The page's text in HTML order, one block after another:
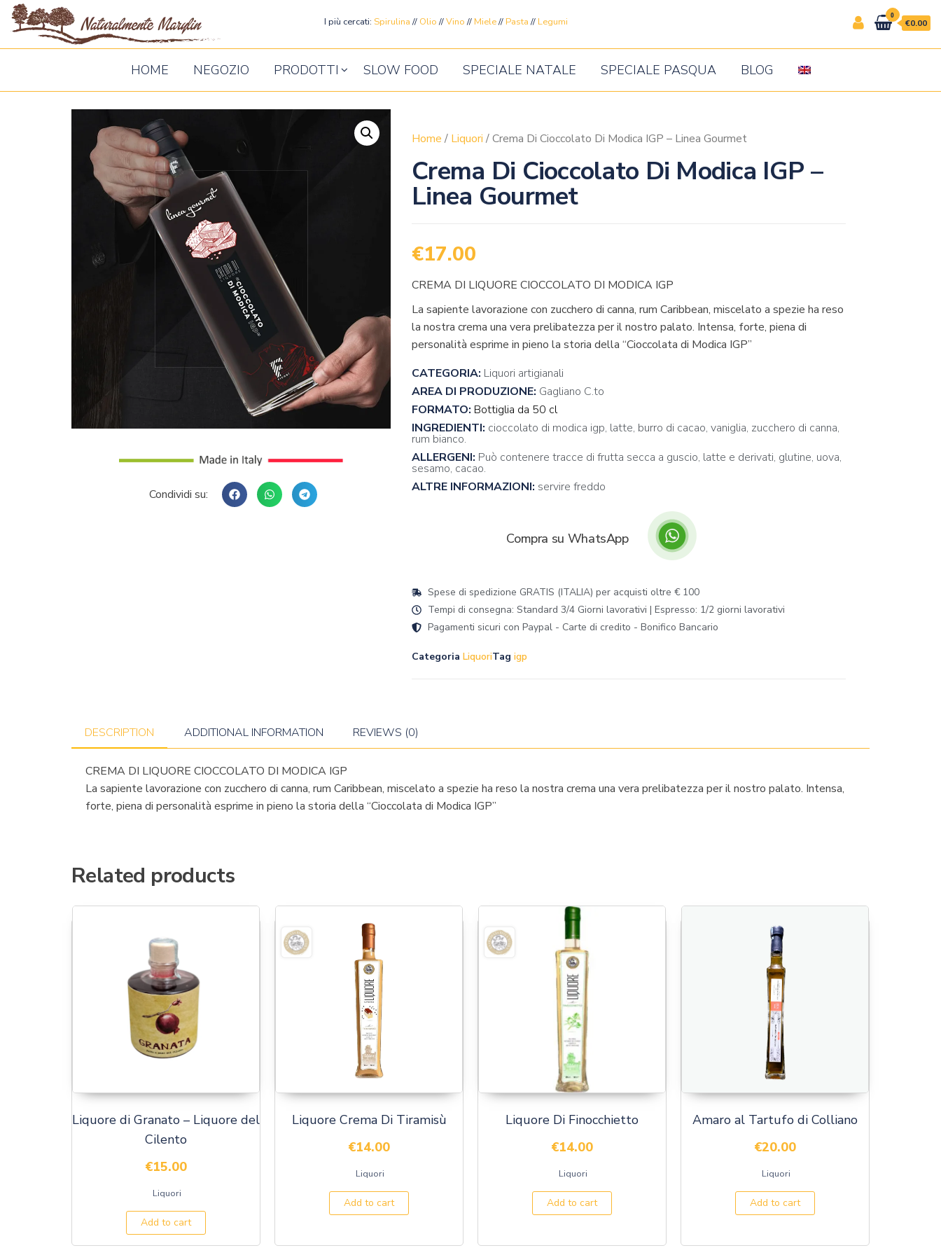
Naturalmente
I più cercati: Spirulina // Olio //Vino // Miele// Pasta // Legumi
0
€0.00
HOME NEGOZIO PRODOTTI SLOW FOOD SPECIALE NATALE SPECIALE PASQUA BLOG
Condividi su:
Home / Liquori / Crema Di Cioccolato Di Modica IGP – Linea Gourmet
Crema Di Cioccolato Di Modica IGP –
Linea Gourmet
€17.00
CREMA DI LIQUORE CIOCCOLATO DI MODICA IGP
La sapiente lavorazione con zucchero di canna, rum Caribbean, miscelato a spezie ha reso
la nostra crema una vera prelibatezza per il nostro palato. Intensa, forte, piena di
personalità esprime in pieno la storia della “Cioccolata di Modica IGP”
CATEGORIA: Liquori artigianali
AREA DI PRODUZIONE: Gagliano C.to
FORMATO: Bottiglia da 50 cl
INGREDIENTI: cioccolato di modica igp, latte, burro di cacao, vaniglia, zucchero di canna,
rum bianco.
ALLERGENI: Può contenere tracce di frutta secca a guscio, latte e derivati, glutine, uova,
sesamo, cacao.
ALTRE INFORMAZIONI: servire freddo
Compra su WhatsApp
Spese di spedizione GRATIS (ITALIA) per acquisti oltre € 100
Tempi di consegna: Standard 3/4 Giorni lavorativi | Espresso: 1/2 giorni lavorativi
Pagamenti sicuri con Paypal - Carte di credito - Bonifico Bancario
Categoria LiquoriTag igp
DESCRIPTION ADDITIONAL INFORMATION REVIEWS (0)
CREMA DI LIQUORE CIOCCOLATO DI MODICA IGP
La sapiente lavorazione con zucchero di canna, rum Caribbean, miscelato a spezie ha reso la nostra crema una vera prelibatezza per il nostro palato. Intensa,
forte, piena di personalità esprime in pieno la storia della “Cioccolata di Modica IGP”
Related products
Liquore di Granato – Liquore del
Cilento
€15.00
Liquori
Add to cart
Liquore Crema Di Tiramisù
€14.00
Liquori
Add to cart
Liquore Di Finocchietto
€14.00
Liquori
Add to cart
Amaro al Tartufo di Colliano
€20.00
Liquori
Add to cart